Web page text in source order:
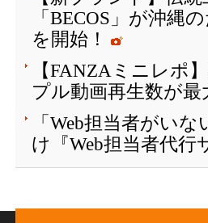
「BECOS」が沖縄
を開始！
【FANZAミニレポ
プル動画再生数が最
「Web担当者がい
け『Web担当者代行